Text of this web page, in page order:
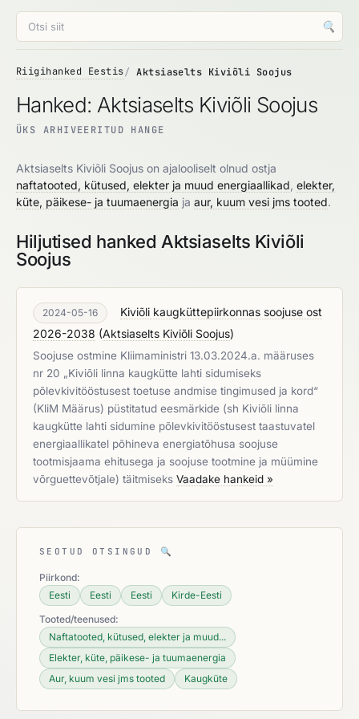
🔍
Riigihanked Eestis Aktsiaselts Kiviõli Soojus
Hanked: Aktsiaselts Kiviõli Soojus
ÜKS ARHIVEERITUD HANGE
Aktsiaselts Kiviõli Soojus on ajalooliselt olnud ostja
naftatooted, kütused, elekter ja muud energiaallikad elekter,
küte, päikese- ja tuumaenergia ja aur, kuum vesi jms tooted.
Hiljutised hanked Aktsiaselts Kiviõli
Soojus
2024-05-16
Kiviõli kaugküttepiirkonnas soojuse ost
2026-2038 (Aktsiaselts Kiviõli Soojus)
Soojuse ostmine Kliimaministri 13.03.2024.a. määruses
nr 20 „Kiviõli linna kaugkütte lahti sidumiseks
põlevkivitööstusest toetuse andmise tingimused ja kord“
(KliM Määrus) püstitatud eesmärkide (sh Kiviõli linna
kaugkütte lahti sidumine põlevkivitööstusest taastuvatel
energiaallikatel põhineva energiatõhusa soojuse
tootmisjaama ehitusega ja soojuse tootmine ja müümine
võrguettevõtjale) täitmiseks Vaadake hankeid »
SEOTUD OTSINGUD 🔍
Piirkond:
Eesti
Eesti Eesti
Kirde-Eesti
Tooted/teenused:
Naftatooted, kütused, elekter ja muud...
Elekter, küte, päikese- ja tuumaenergia
Aur, kuum vesi jms tooted
Kaugküte